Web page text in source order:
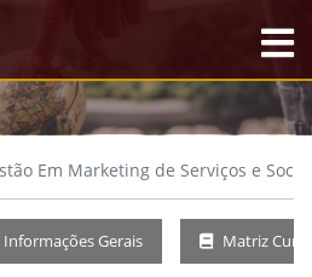
Em Marketing de Serviços e Social
Informações Gerais Matriz